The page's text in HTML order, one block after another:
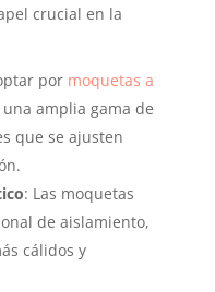
crucial en la
por moquetas a
amplia gama de
que se ajusten
: Las moquetas
de aislamiento,
cálidos y